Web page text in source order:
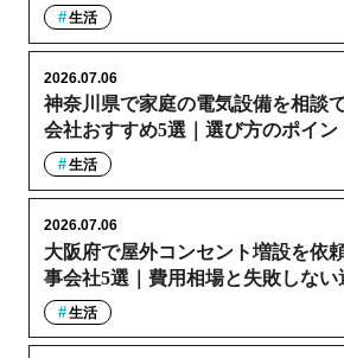
生活
神奈川県で家庭の電気設備を相談
会社おすすめ5選｜選び方のポイン
2026.07.06
生活
大阪府で屋外コンセント増設を依
事会社5選｜費用相場と失敗しない
2026.07.06
生活